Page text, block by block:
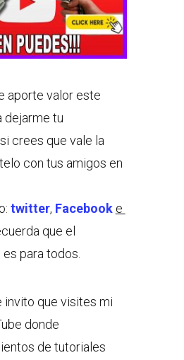
aporte valor este
dejarme tu
crees que vale la
con tus amigos en
twitter, Facebook e
que el
para todos.
invito que visites mi
donde
de tutoriales